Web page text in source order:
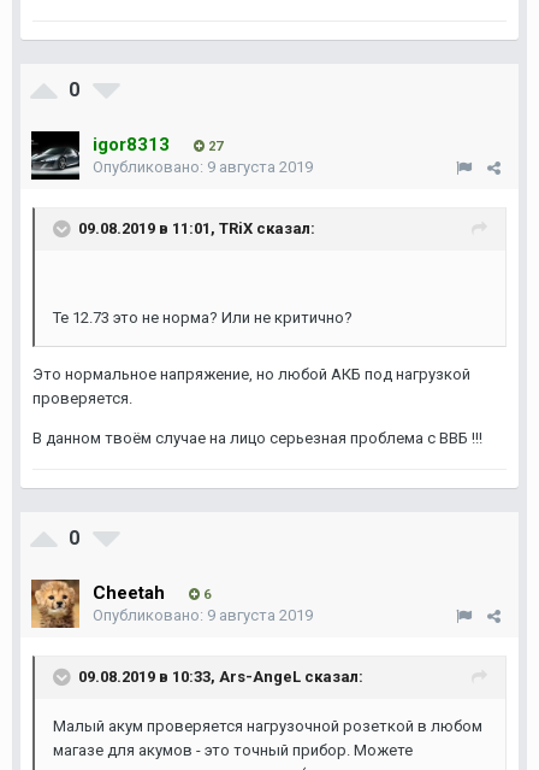
0
igor8313 27
Опубликовано: 9 августа 2019
09.08.2019 в 11:01, TRiX сказал:
Те 12.73 это не норма? Или не критично?
Это нормальное напряжение, но любой АКБ под нагрузкой
проверяется.
В данном твоём случае на лицо серьезная проблема с ВВБ !!!
0
Cheetah 6
Опубликовано: 9 августа 2019
09.08.2019 в 10:33, Ars-AngeL сказал:
Малый акум проверяется нагрузочной розеткой в любом
магазе для акумов - это точный прибор. Можете